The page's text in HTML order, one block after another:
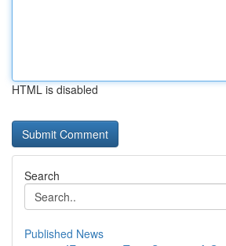
HTML is disabled
Search
Published News